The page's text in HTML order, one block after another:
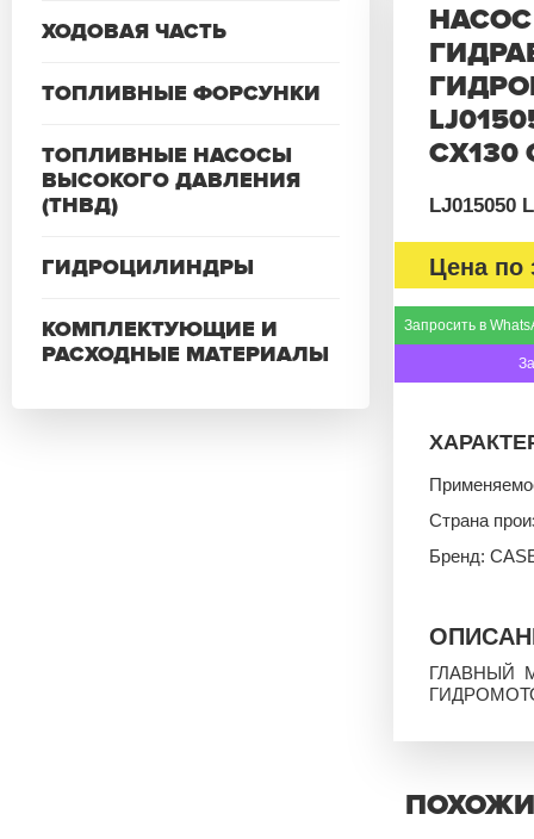
ХОДОВАЯ ЧАСТЬ
ТОПЛИВНЫЕ ФОРСУНКИ
ТОПЛИВНЫЕ НАСОСЫ
ВЫСОКОГО ДАВЛЕНИЯ
(ТНВД)
ГИДРОЦИЛИНДРЫ
КОМПЛЕКТУЮЩИЕ И
РАСХОДНЫЕ МАТЕРИАЛЫ
НАСОС
CX130
LJ015050
Цена по
Запросить в
Страна
Бренд:
ГЛАВНЫЙ